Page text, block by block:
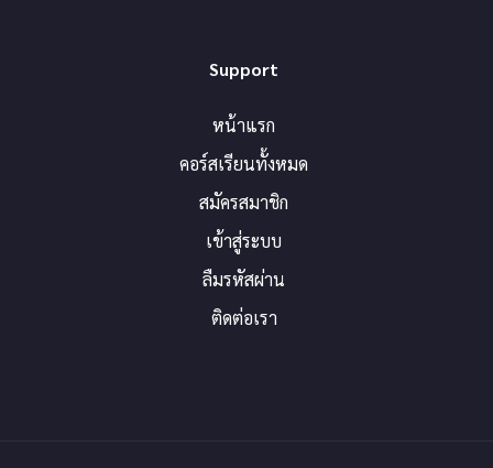
Support
หน้าแรก
คอร์สเรียนทั้งหมด
สมัครสมาชิก
เข้าสู่ระบบ
ลืมรหัสผ่าน
ติดต่อเรา